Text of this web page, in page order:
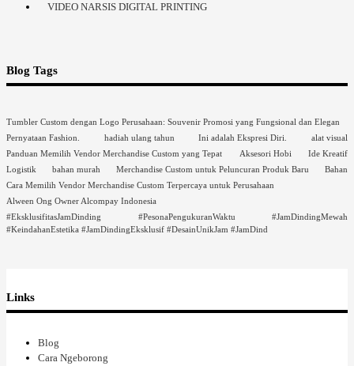
VIDEO NARSIS DIGITAL PRINTING
Blog Tags
Tumbler Custom dengan Logo Perusahaan: Souvenir Promosi yang Fungsional dan Elegan
Pernyataan Fashion.
hadiah ulang tahun Ini adalah Ekspresi Diri.
alat visual
Panduan Memilih Vendor Merchandise Custom yang Tepat
Aksesori Hobi
Ide Kreatif
Logistik
bahan murah Merchandise Custom untuk Peluncuran Produk Baru
Bahan
Cara Memilih Vendor Merchandise Custom Terpercaya untuk Perusahaan
Alween Ong Owner Alcompay Indonesia
#EksklusifitasJamDinding #PesonaPengukuranWaktu #JamDindingMewah
#KeindahanEstetika #JamDindingEksklusif #DesainUnikJam #JamDind
Links
Blog
Cara Ngeborong